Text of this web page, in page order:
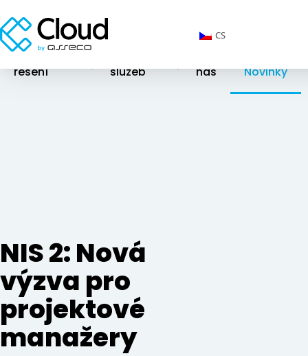
řešení služeb nás Novinky
NIS 2: Nová
výzva pro
projektové
manažery
CS